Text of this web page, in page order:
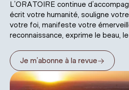
L’ORATOIRE continue
écrit votre humanité, souligne
votre foi, manifeste votre
reconnaissance, exprime le beau,
Je m’abonne à la revue→